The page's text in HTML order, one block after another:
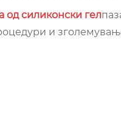
од силиконски гел
и